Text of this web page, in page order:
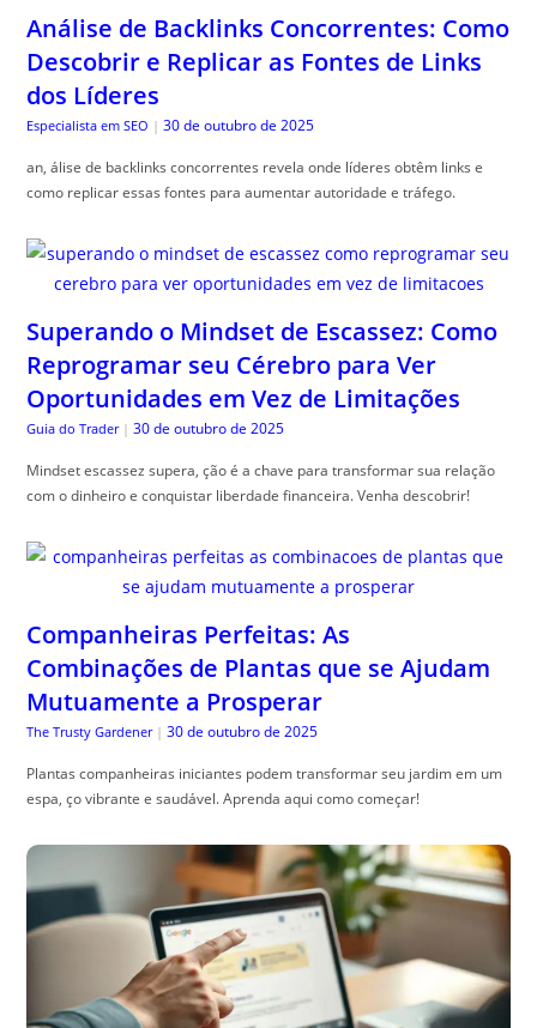
Análise de Backlinks Concorrentes: Como
Descobrir e Replicar as Fontes de Links
dos Líderes
Especialista em SEO | 30 de outubro de 2025
an, álise de backlinks concorrentes revela onde líderes obtêm links e
como replicar essas fontes para aumentar autoridade e tráfego.
Superando o Mindset de Escassez: Como
Reprogramar seu Cérebro para Ver
Oportunidades em Vez de Limitações
Guia do Trader | 30 de outubro de 2025
Mindset escassez supera, ção é a chave para transformar sua relação
com o dinheiro e conquistar liberdade financeira. Venha descobrir!
Companheiras Perfeitas: As
Combinações de Plantas que se Ajudam
Mutuamente a Prosperar
The Trusty Gardener | 30 de outubro de 2025
Plantas companheiras iniciantes podem transformar seu jardim em um
espa, ço vibrante e saudável. Aprenda aqui como começar!